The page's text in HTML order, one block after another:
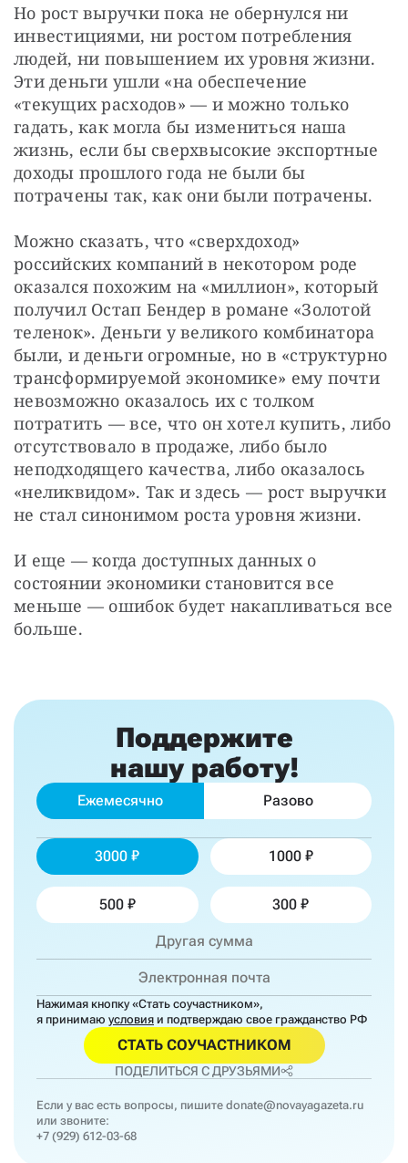
Но рост выручки пока не обернулся ни
инвестициями, ни ростом потребления
людей, ни повышением их уровня жизни.
Эти деньги ушли «на обеспечение
«текущих расходов» — и можно только
гадать, как могла бы измениться наша
жизнь, если бы сверхвысокие экспортные
доходы прошлого года не были бы
потрачены так, как они были потрачены.
Можно сказать, что «сверхдоход»
российских компаний в некотором роде
оказался похожим на «миллион», который
получил Остап Бендер в романе «Золотой
теленок». Деньги у великого комбинатора
были, и деньги огромные, но в «структурно
трансформируемой экономике» ему почти
невозможно оказалось их с толком
потратить — все, что он хотел купить, либо
отсутствовало в продаже, либо было
неподходящего качества, либо оказалось
«неликвидом». Так и здесь — рост выручки
не стал синонимом роста уровня жизни.
И еще — когда доступных данных о
состоянии экономики становится все
меньше — ошибок будет накапливаться все
больше.
Поддержите
нашу работу!
Ежемесячно Разово
3000 1000
500 300
Нажимая кнопку «Стать соучастником»,
я принимаю условия и подтверждаю свое гражданство РФ
СТАТЬ СОУЧАСТНИКОМ
ПОДЕЛИТЬСЯ С ДРУЗЬЯМИ
Если у вас есть вопросы, пишите donate@novayagazeta.ru
или звоните:
+7 (929) 612-03-68